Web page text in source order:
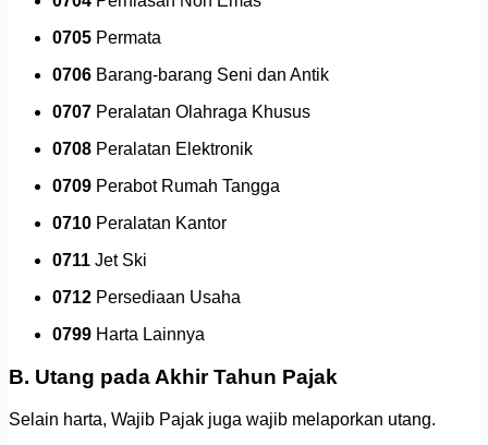
0705 Permata
0706 Barang-barang Seni dan Antik
0707 Peralatan Olahraga Khusus
0708 Peralatan Elektronik
0709 Perabot Rumah Tangga
0710 Peralatan Kantor
0711 Jet Ski
0712 Persediaan Usaha
0799 Harta Lainnya
B. Utang pada Akhir Tahun Pajak
Selain harta, Wajib Pajak juga wajib melaporkan utang.